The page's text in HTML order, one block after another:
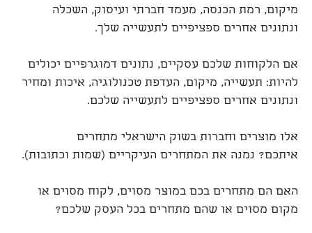
מיקום, רמת הכנסה, מעמד חברתי ועיסוק, השכלה
ונתונים אחרים ספציפיים לתעשייה שלך.
אם הלקוחות שלכם עסקיים, נתונים דמוגרפיים יכולים
להיות: תעשייה, מיקום, העדפת טכנולוגיה, איכות ומחיר
ונתונים אחרים ספציפיים לתעשייה שלכם.
אלו מוצרים וחברות בשוק הישראלי מתחרים
איתכם? נמנה את המתחרים העיקריים (שמות וכתובות).
האם הם מתחרים בכם במוצר מסוים, לקוח מסוים או
מקום מסוים או שהם מתחרים בכל העסק שלכם?